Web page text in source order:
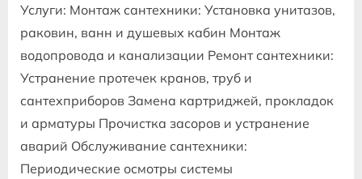
Услуги: Монтаж сантехники: Установка унитазов,
раковин, ванн и душевых кабин Монтаж
водопровода и канализации Ремонт сантехники:
Устранение протечек кранов, труб и
сантехприборов Замена картриджей, прокладок
и арматуры Прочистка засоров и устранение
аварий Обслуживание сантехники:
Периодические осмотры системы